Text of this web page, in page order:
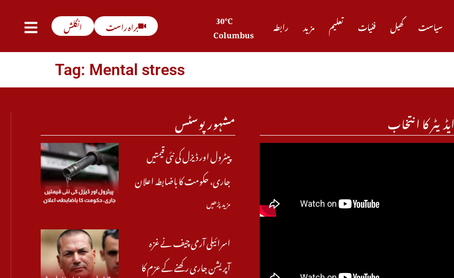
انگلش براہ راست 30°C
Columbus رابطہ مزید تعلیم فنیات کھیل سیاست
Tag: Mental stress
مشہور پوسٹس
پیٹرول اور ڈیزل کی نئی قیمتیں
جاری، حکومت کا باضابطہ اعلان
مزید پڑھیں
اسرائیلی آرمی چیف نے غزہ
آپریشن جاری رکھنے کے عزم کا
ایڈیٹر کا انتخاب